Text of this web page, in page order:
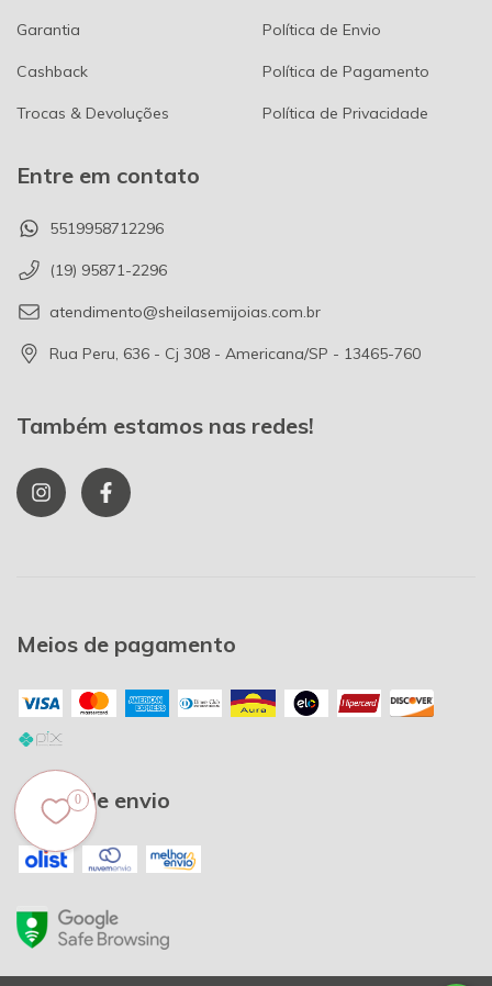
Garantia
Cashback
Trocas & Devoluções
Política de Envio
Política de Pagamento
Política de Privacidade
Entre em contato
5519958712296
(19) 95871-2296
atendimento@sheilasemijoias.com.br
Rua Peru, 636 - Cj 308 - Americana/SP - 13465-760
Também estamos nas redes!
Meios de pagamento
Meios de envio
0